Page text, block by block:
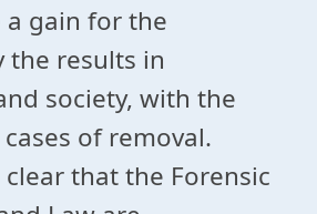
a gain for the
the results in
society, with the
of removal.
that the Forensic